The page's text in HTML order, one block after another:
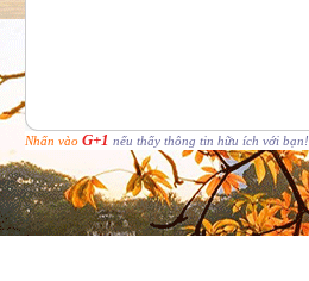
Nhấn vào G+1 nếu thấy thông tin hữu ích với bạn!